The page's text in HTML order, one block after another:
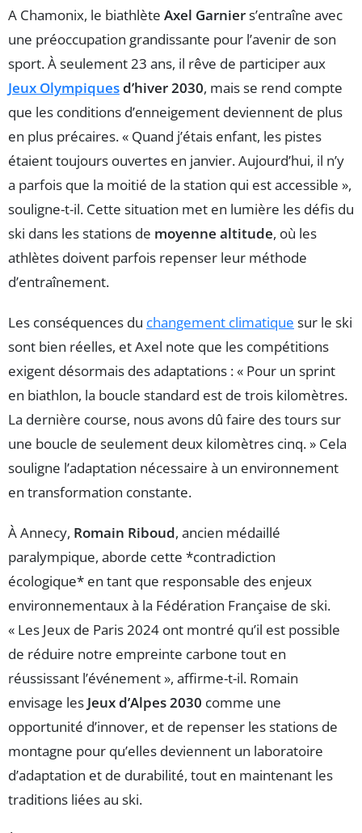
A Chamonix, le biathlète Axel Garniers’entraîne avec
une préoccupation grandissante pour l’avenir de son
sport. À seulement 23 ans, il rêve de participer aux
Jeux Olympiquesd’hiver 2030, mais se rend compte
que les conditions d’enneigement deviennent de plus
en plus précaires. « Quand j’étais enfant, les pistes
étaient toujours ouvertes en janvier. Aujourd’hui, il n’y
a parfois que la moitié de la station qui est accessible »,
souligne-t-il. Cette situation met en lumière les défis du
ski dans les stations de moyenne altitude, où les
athlètes doivent parfois repenser leur méthode
d’entraînement.
Les conséquences du changement climatique sur le ski
sont bien réelles, et Axel note que les compétitions
exigent désormais des adaptations : « Pour un sprint
en biathlon, la boucle standard est de trois kilomètres.
La dernière course, nous avons dû faire des tours sur
une boucle de seulement deux kilomètres cinq. » Cela
souligne l’adaptation nécessaire à un environnement
en transformation constante.
À Annecy, Romain Riboud, ancien médaillé
paralympique, aborde cette *contradiction
écologique* en tant que responsable des enjeux
environnementaux à la Fédération Française de ski.
« Les Jeux de Paris 2024 ont montré qu’il est possible
de réduire notre empreinte carbone tout en
réussissant l’événement », affirme-t-il. Romain
envisage les Jeux d’Alpes 2030 comme une
opportunité d’innover, et de repenser les stations de
montagne pour qu’elles deviennent un laboratoire
d’adaptation et de durabilité, tout en maintenant les
traditions liées au ski.